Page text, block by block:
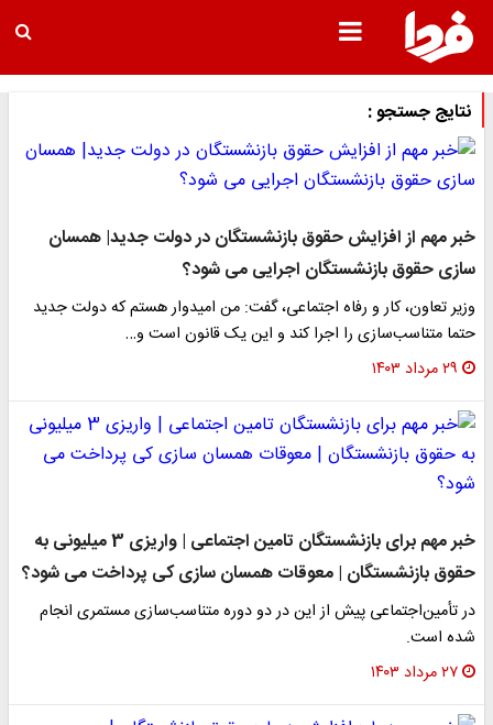
نتایج جستجو :
خبر مهم از افزایش حقوق بازنشستگان در دولت جدید| همسان
سازی حقوق بازنشستگان اجرایی می شود؟
وزیر تعاون، کار و رفاه اجتماعی، گفت: من امیدوار هستم که دولت جدید
حتما متناسب‌سازی را اجرا کند و این یک قانون است و…
۲۹ مرداد ۱۴۰۳
خبر مهم برای بازنشستگان تامین اجتماعی | واریزی 3 میلیونی به
حقوق بازنشستگان | معوقات همسان سازی کی پرداخت می شود؟
در تأمین‌اجتماعی پیش از این در دو دوره متناسب‌سازی مستمری انجام
شده است.
۲۷ مرداد ۱۴۰۳